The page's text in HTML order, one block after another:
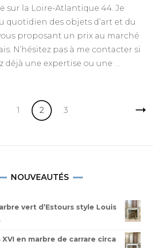
sur la Loire-Atlantique 44. Je
quotidien des objets d’art et du
proposant un prix au marché
N’hésitez pas à me contacter si
déjà une expertise ou une …
Page
1 Page
2 Page
3
NOUVEAUTÉS
vert d’Estours style Louis
en marbre de carrare circa